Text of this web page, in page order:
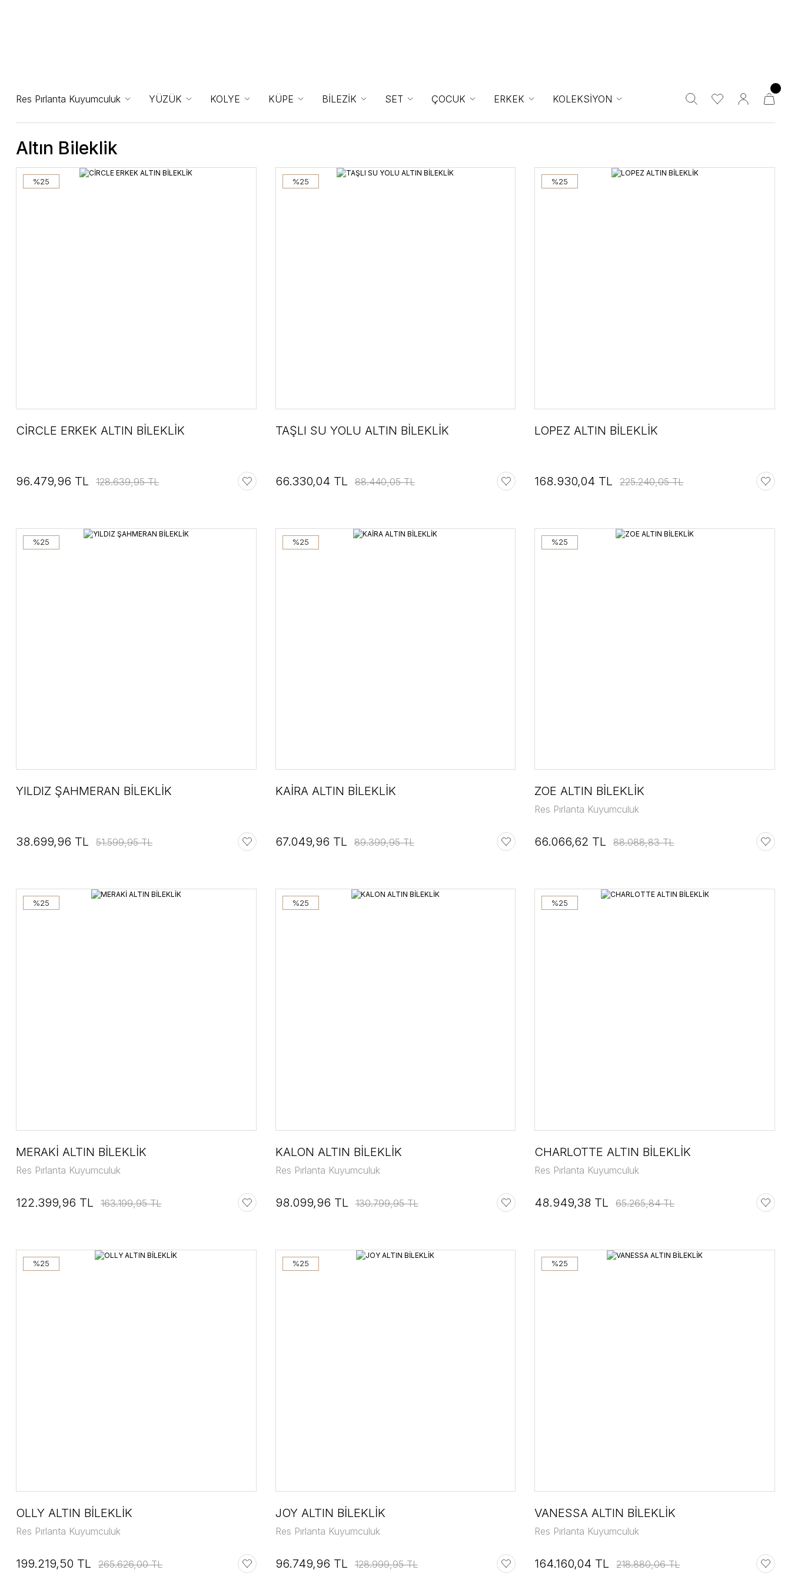
Res Pırlanta Kuyumculuk YÜZÜK KOLYE KÜPE BİLEZİK SET ÇOCUK ERKEK KOLEKSİYON
Altın Bileklik
%25
CİRCLE ERKEK ALTIN BİLEKLİK
96.479,96 TL 128.639,95 TL
%25
TAŞLI SU YOLU ALTIN BİLEKLİK
66.330,04 TL 88.440,05 TL
%25
LOPEZ ALTIN BİLEKLİK
168.930,04 TL 225.240,05 TL
%25
YILDIZ ŞAHMERAN BİLEKLİK
38.699,96 TL 51.599,95 TL
%25
KAİRA ALTIN BİLEKLİK
67.049,96 TL 89.399,95 TL
%25
ZOE ALTIN BİLEKLİK
Res Pırlanta Kuyumculuk
66.066,62 TL 88.088,83 TL
%25
MERAKİ ALTIN BİLEKLİK
Res Pırlanta Kuyumculuk
122.399,96 TL 163.199,95 TL
%25
KALON ALTIN BİLEKLİK
Res Pırlanta Kuyumculuk
98.099,96 TL 130.799,95 TL
%25
CHARLOTTE ALTIN BİLEKLİK
Res Pırlanta Kuyumculuk
48.949,38 TL 65.265,84 TL
%25
OLLY ALTIN BİLEKLİK
Res Pırlanta Kuyumculuk
199.219,50 TL 265.626,00 TL
%25
JOY ALTIN BİLEKLİK
Res Pırlanta Kuyumculuk
96.749,96 TL 128.999,95 TL
%25
VANESSA ALTIN BİLEKLİK
Res Pırlanta Kuyumculuk
164.160,04 TL 218.880,06 TL